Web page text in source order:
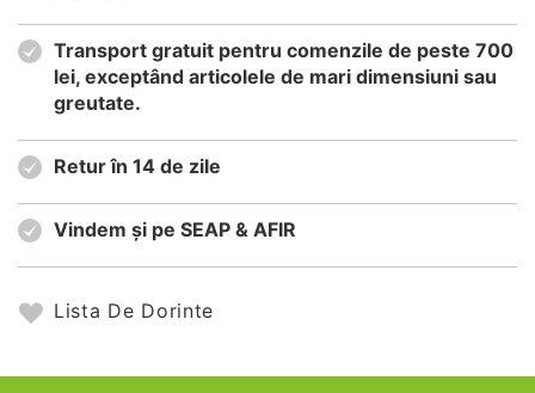
Transport gratuit pentru comenzile de peste 700
lei, exceptând articolele de mari dimensiuni sau
greutate.
Retur în 14 de zile
Vindem și pe SEAP & AFIR
Lista De Dorinte